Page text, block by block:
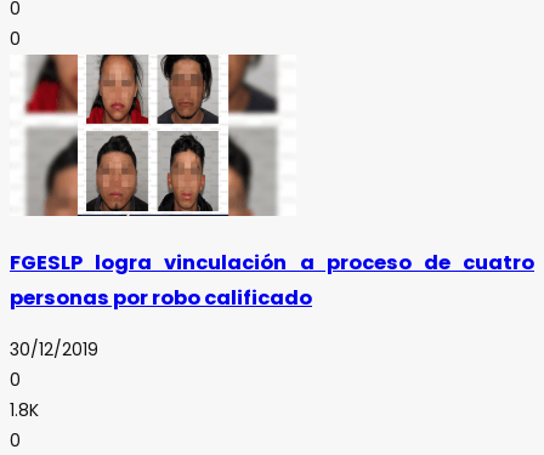
0
0
FGESLP logra vinculación a proceso de cuatro
personas por robo calificado
30/12/2019
0
1.8K
0